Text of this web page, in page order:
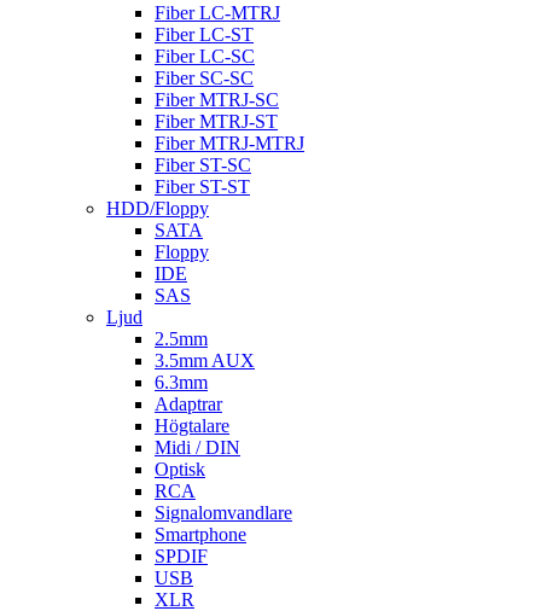
Fiber LC-MTRJ
Fiber LC-ST
Fiber LC-SC
Fiber SC-SC
Fiber MTRJ-SC
Fiber MTRJ-ST
Fiber MTRJ-MTRJ
Fiber ST-SC
Fiber ST-ST
HDD/Floppy
SATA
Floppy
IDE
SAS
Ljud
2.5mm
3.5mm AUX
6.3mm
Adaptrar
Högtalare
Midi / DIN
Optisk
RCA
Signalomvandlare
Smartphone
SPDIF
USB
XLR